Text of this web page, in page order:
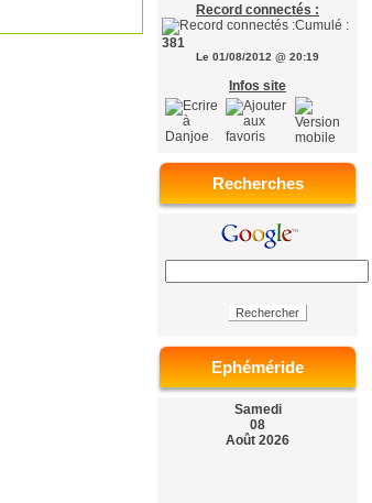
Record connectés :
Cumulé :
381
Le 01/08/2012 @ 20:19
Infos site
Recherches
Ephéméride
Samedi
08
Août 2026